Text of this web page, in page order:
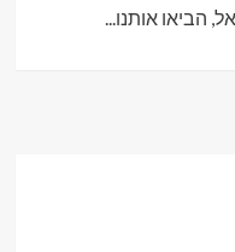
הביאו אותנו...